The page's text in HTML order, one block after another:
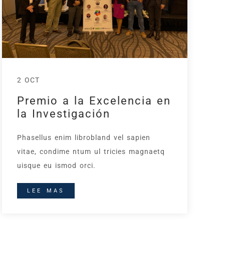
2 OCT
Premio a la Excelencia en
la Investigación
Phasellus enim librobland vel sapien
vitae, condime ntum ul tricies magnaetq
uisque eu ismod orci.
LEE MAS